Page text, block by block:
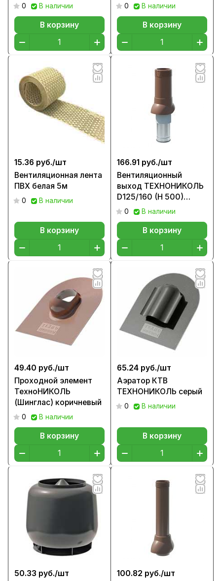
серый
0 В наличии
В корзину
0 В наличии
В корзину
15.36 руб./шт
Вентиляционная лента
ПВХ белая 5м
0 В наличии
В корзину
166.91 руб./шт
Вентиляционный
выход ТЕХНОНИКОЛЬ
D125/160 (H 500)
коричневый
0 В наличии
В корзину
49.40 руб./шт
Проходной элемент
ТехноНИКОЛЬ
(Шинглас) коричневый
0 В наличии
В корзину
65.24 руб./шт
Аэратор КТВ
ТЕХНОНИКОЛЬ серый
0 В наличии
В корзину
50.33 руб./шт
100.82 руб./шт